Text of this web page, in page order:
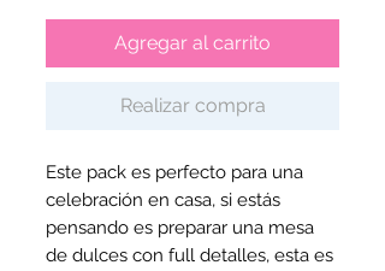
Agregar al carrito
Realizar compra
Este pack es perfecto para una
celebración en casa, si estás
pensando es preparar una mesa
de dulces con full detalles, esta es